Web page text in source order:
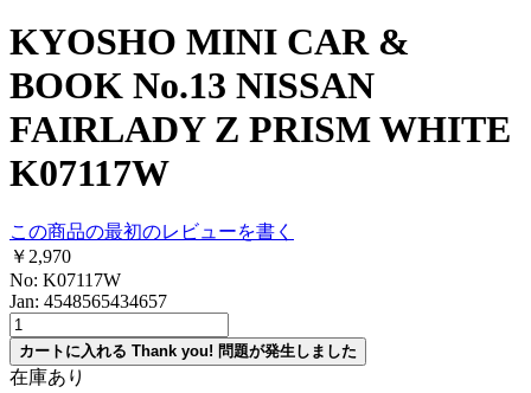
KYOSHO MINI CAR &
BOOK No.13 NISSAN
FAIRLADY Z PRISM WHITE
K07117W
この商品の最初のレビューを書く
￥2,970
No: K07117W
Jan: 4548565434657
カートに入れる Thank you! 問題が発生しました
在庫あり